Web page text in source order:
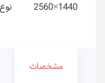
2560×1440 نوع پنل: IPS زمان پاسخگویی:1ms
مشخصات